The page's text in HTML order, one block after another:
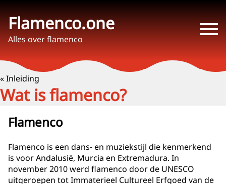
Flamenco.one
Alles over flamenco
« Inleiding
Wat is flamenco?
Flamenco
Flamenco is een dans- en muziekstijl die kenmerkend
is voor Andalusië, Murcia en Extremadura. In
november 2010 werd flamenco door de UNESCO
uitgeroepen tot Immaterieel Cultureel Erfgoed van de